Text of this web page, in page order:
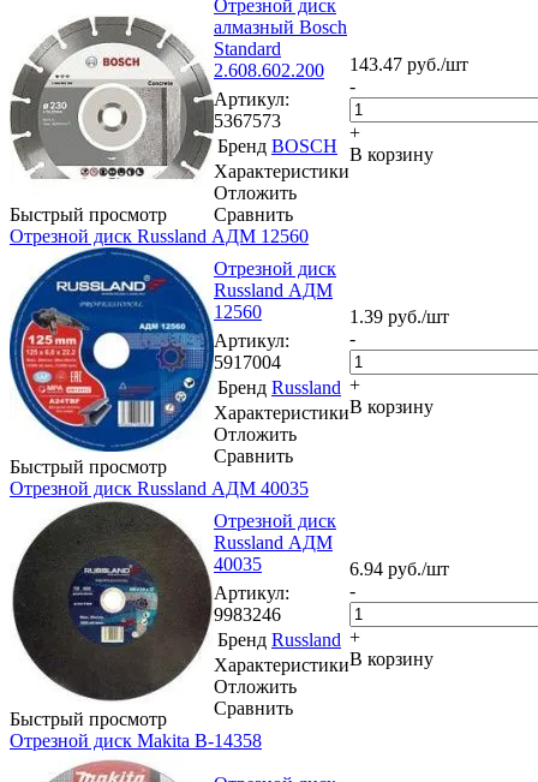
Быстрый просмотр
Отрезной диск
алмазный Bosch
Standard
2.608.602.200
Артикул:
5367573
Бренд BOSCH
Характеристики
Отложить
Сравнить
143.47 руб./шт
-
+
В корзину
Отрезной диск Russland АДМ 12560
Быстрый просмотр
Отрезной диск
Russland АДМ
12560
Артикул:
5917004
Бренд Russland
Характеристики
Отложить
Сравнить
1.39 руб./шт
-
+
В корзину
Отрезной диск Russland АДМ 40035
Быстрый просмотр
Отрезной диск
Russland АДМ
40035
Артикул:
9983246
Бренд Russland
Характеристики
Отложить
Сравнить
6.94 руб./шт
-
+
В корзину
Отрезной диск Makita B-14358